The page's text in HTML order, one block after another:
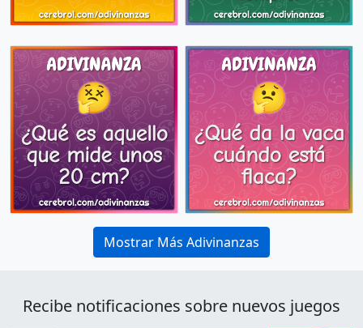
Mostrar Más Adivinanzas
Recibe notificaciones sobre nuevos juegos